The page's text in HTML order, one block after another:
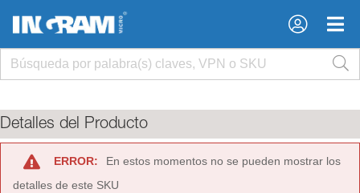
×
×
Detalles del Producto
ERROR:
En estos momentos no se pueden mostrar los
detalles de este SKU